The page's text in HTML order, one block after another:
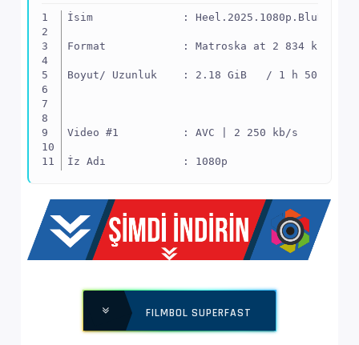
İsim              :
Format            : Matroska at 2 834 kb/s
Boyut/ Uzunluk    : 2.18 GiB   / 1 h 50 min
Video #1          : AVC | 2 250 kb/s
İz Adı            : 1080p
Yapı              : V_MPEG4/ISO/AVC ->
Ses Profili       : Dolby Digital
İz Adı            : Türkçe (TAC) |
FILMBOL SUPERFAST